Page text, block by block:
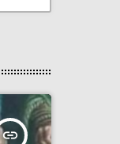
insert_link